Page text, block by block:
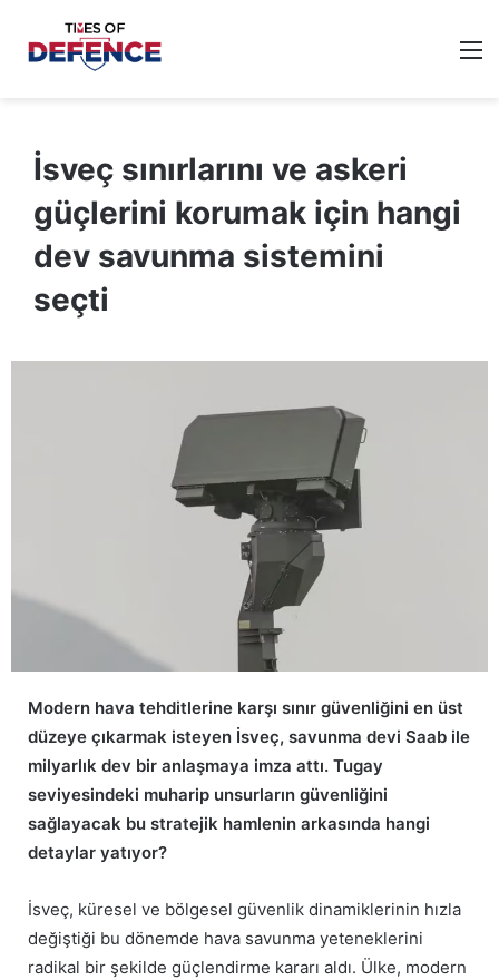
İsveç sınırlarını ve askeri
güçlerini korumak için hangi
dev savunma sistemini
seçti
Modern hava tehditlerine karşı sınır güvenliğini en üst
düzeye çıkarmak isteyen İsveç, savunma devi Saab ile
milyarlık dev bir anlaşmaya imza attı. Tugay
seviyesindeki muharip unsurların güvenliğini
sağlayacak bu stratejik hamlenin arkasında hangi
detaylar yatıyor?
İsveç, küresel ve bölgesel güvenlik dinamiklerinin hızla
değiştiği bu dönemde hava savunma yeteneklerini
radikal bir şekilde güçlendirme kararı aldı. Ülke, modern